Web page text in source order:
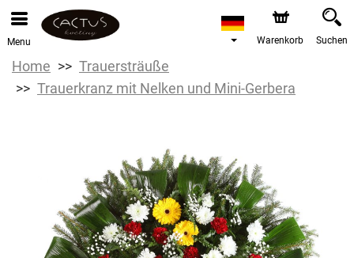
Menu Warenkorb Suchen
Home
Trauersträuße
Trauerkranz mit Nelken und Mini-Gerbera